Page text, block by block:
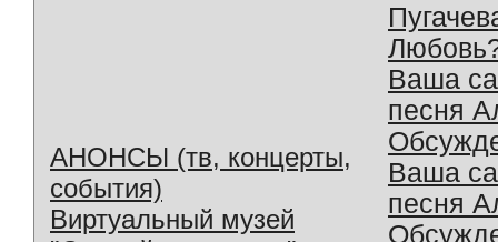
АНОНСЫ (тв, концерты,
события)
Виртуальный музей
Ваша
песня
Ваша
песня